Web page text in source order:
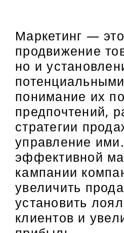
Маркетинг —
продвижение
но и
понимание их
предпочтений,
стратегии
управление
эффективной
кампании
увеличить
установить
клиентов и